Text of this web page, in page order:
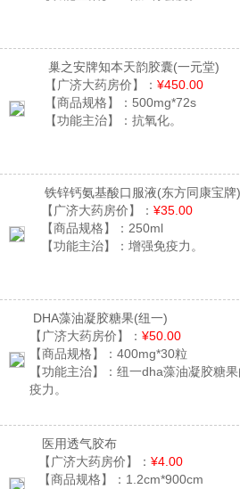
巢之安牌知本天韵胶囊(一元堂)
【广济大药房价】： ¥450.00
【商品规格】： 500mg*72s
【功能主治】： 抗氧化。
铁锌钙氨基酸口服液(东方同康宝牌)
【广济大药房价】： ¥35.00
【商品规格】： 250ml
【功能主治】： 增强免疫力。
DHA藻油凝胶糖果(纽一)
【广济大药房价】： ¥50.00
【商品规格】： 400mg*30粒
【功能主治】： 纽一dha藻油凝胶糖
疫力。
医用透气胶布
【广济大药房价】： ¥4.00
【商品规格】： 1.2cm*900cm